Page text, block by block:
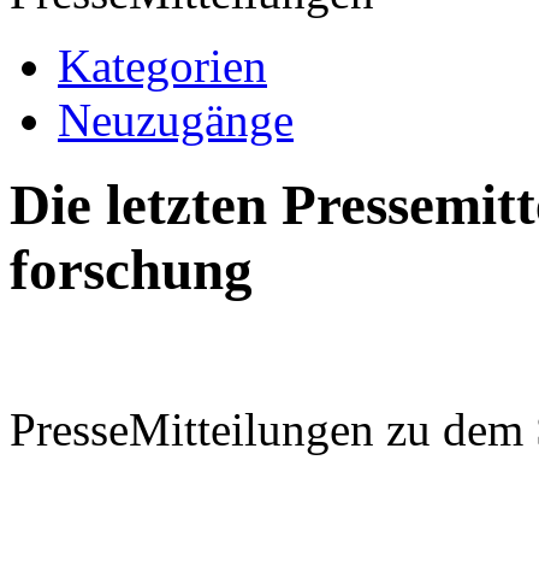
Kategorien
Neuzugänge
Die letzten
forschung
PresseMitteilungen zu